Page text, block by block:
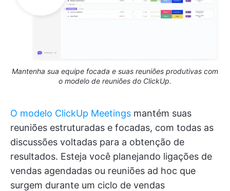
Mantenha sua equipe focada e suas reuniões produtivas com
o modelo de reuniões do ClickUp.
O modelo ClickUp Meetings mantém suas
reuniões estruturadas e focadas, com todas as
discussões voltadas para a obtenção de
resultados. Esteja você planejando ligações de
vendas agendadas ou reuniões ad hoc que
surgem durante um ciclo de vendas